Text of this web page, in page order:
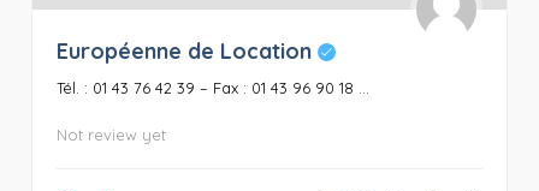
Européenne de Location
Tél. : 01 43 76 42 39 – Fax : 01 43 96 90 18 ...
Not review yet